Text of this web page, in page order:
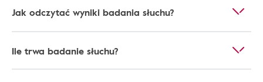
Jak odczytać wyniki badania słuchu?
Ile trwa badanie słuchu?